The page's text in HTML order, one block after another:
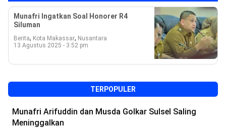
SEGMEN
Nusantara
Jabodetabek
Sulselbar
Kota Makassar
Munafri Ingatkan Soal Honorer R4
Siluman
Berita, Kota Makassar, Nusantara
13 Agustus 2025 - 3:52 pm
TERPOPULER
Munafri Arifuddin dan Musda Golkar Sulsel Saling
Meninggalkan